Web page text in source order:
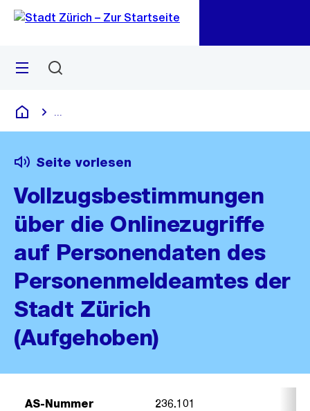
Navigation
Sprunglink
Menü
Deutsch
Seite vorlesen
Vollzugsbestimmungen
über die Onlinezugriffe
auf Personendaten des
Personenmeldeamtes der
Stadt Zürich
(Aufgehoben)
AS-Nummer 236.101